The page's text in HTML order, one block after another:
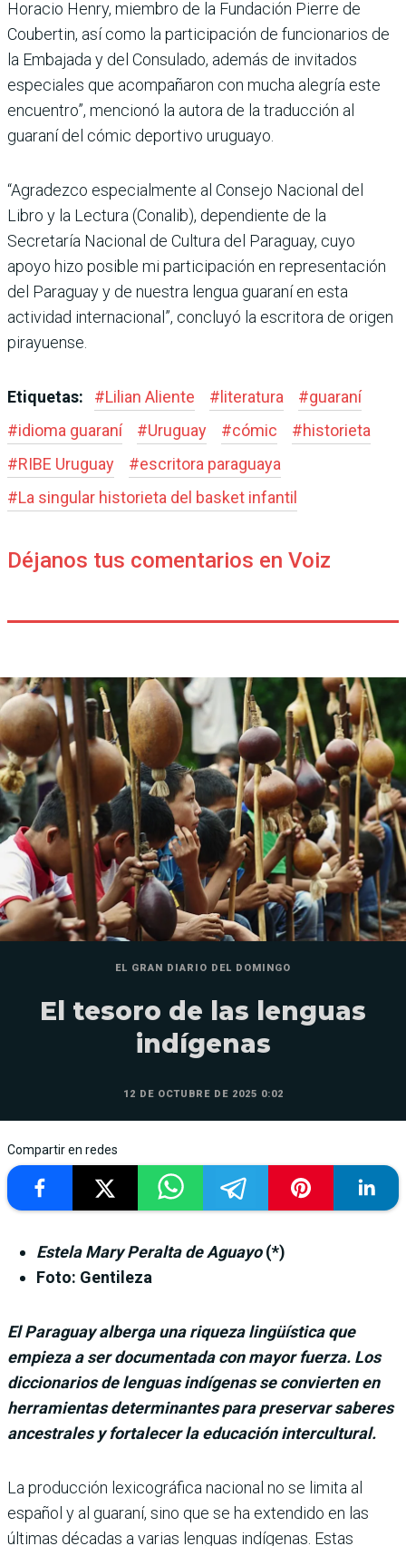
Horacio Henry, miembro de la Fundación Pierre de
Coubertin, así como la participación de funcionarios de
la Embajada y del Consulado, además de invitados
especiales que acompañaron con mucha alegría este
encuentro”, mencionó la autora de la traducción al
guaraní del cómic deportivo uruguayo.
“Agradezco especialmente al Consejo Nacional del
Libro y la Lectura (Conalib), dependiente de la
Secretaría Nacional de Cultura del Paraguay, cuyo
apoyo hizo posible mi participación en representación
del Paraguay y de nuestra lengua guaraní en esta
actividad internacional”, concluyó la escritora de origen
pirayuense.
Etiquetas: #Lilian Aliente # literatura #guaraní
#idioma guaraní #Uruguay #cómic #historieta
#RIBE Uruguay #escritora paraguaya
#La singular historieta del basket infantil
Déjanos tus comentarios en Voiz
EL GRAN DIARIO DEL DOMINGO
El tesoro de las lenguas
indígenas
12 DE OCTUBRE DE 2025 0:02
Compartir en redes
Estela Mary Peralta de Aguayo(*)
Foto: Gentileza
El Paraguay alberga una riqueza lingüística que
empieza a ser documentada con mayor fuerza. Los
diccionarios de lenguas indígenas se convierten en
herramientas determinantes para preservar saberes
ancestrales y fortalecer la educación intercultural.
La producción lexicográfica nacional no se limita al
español y al guaraní, sino que se ha extendido en las
últimas décadas a varias lenguas indígenas. Estas